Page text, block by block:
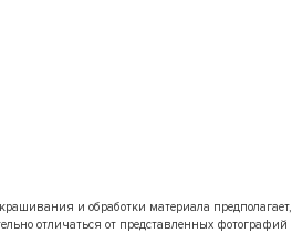
и обработки материала
отличаться от представленных